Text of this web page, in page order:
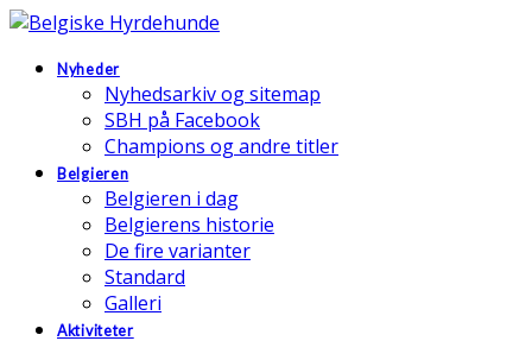
Nyheder
Nyhedsarkiv og sitemap
SBH på Facebook
Champions og andre titler
Belgieren
Belgieren i dag
Belgierens historie
De fire varianter
Standard
Galleri
Aktiviteter